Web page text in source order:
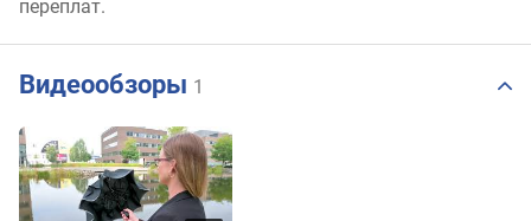
переплат.
Видеообзоры 1